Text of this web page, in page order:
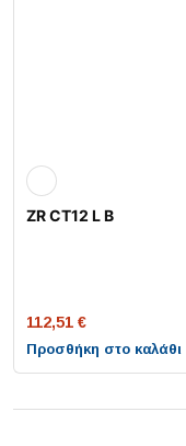
ZR CT12 L B
112,51 €
Προσθήκη στο καλάθι